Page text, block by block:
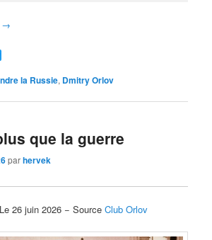
→
la Russie, Dmitry Orlov
que la guerre
parhervek
26 juin 2026 − SourceClub Orlov